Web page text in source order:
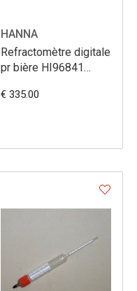
HANNA
Refractomètre digitale
pr bière HI96841
€ 335.00